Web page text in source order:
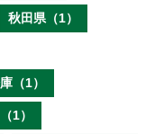
秋田県（1）
（1）
1）